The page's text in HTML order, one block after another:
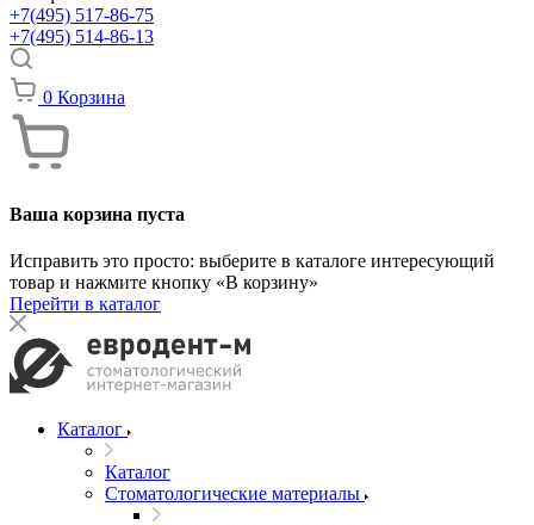
+7(495) 517-86-75
+7(495) 514-86-13
0 Корзина
Ваша корзина пуста
Исправить это просто: выберите в каталоге интересующий
товар и нажмите кнопку «В корзину»
Перейти в каталог
Каталог
Каталог
Стоматологические материалы